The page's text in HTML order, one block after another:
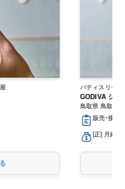
パティスリー・
GODIVA シャ
鳥取県 鳥取市
販売・接客
[正] 月給